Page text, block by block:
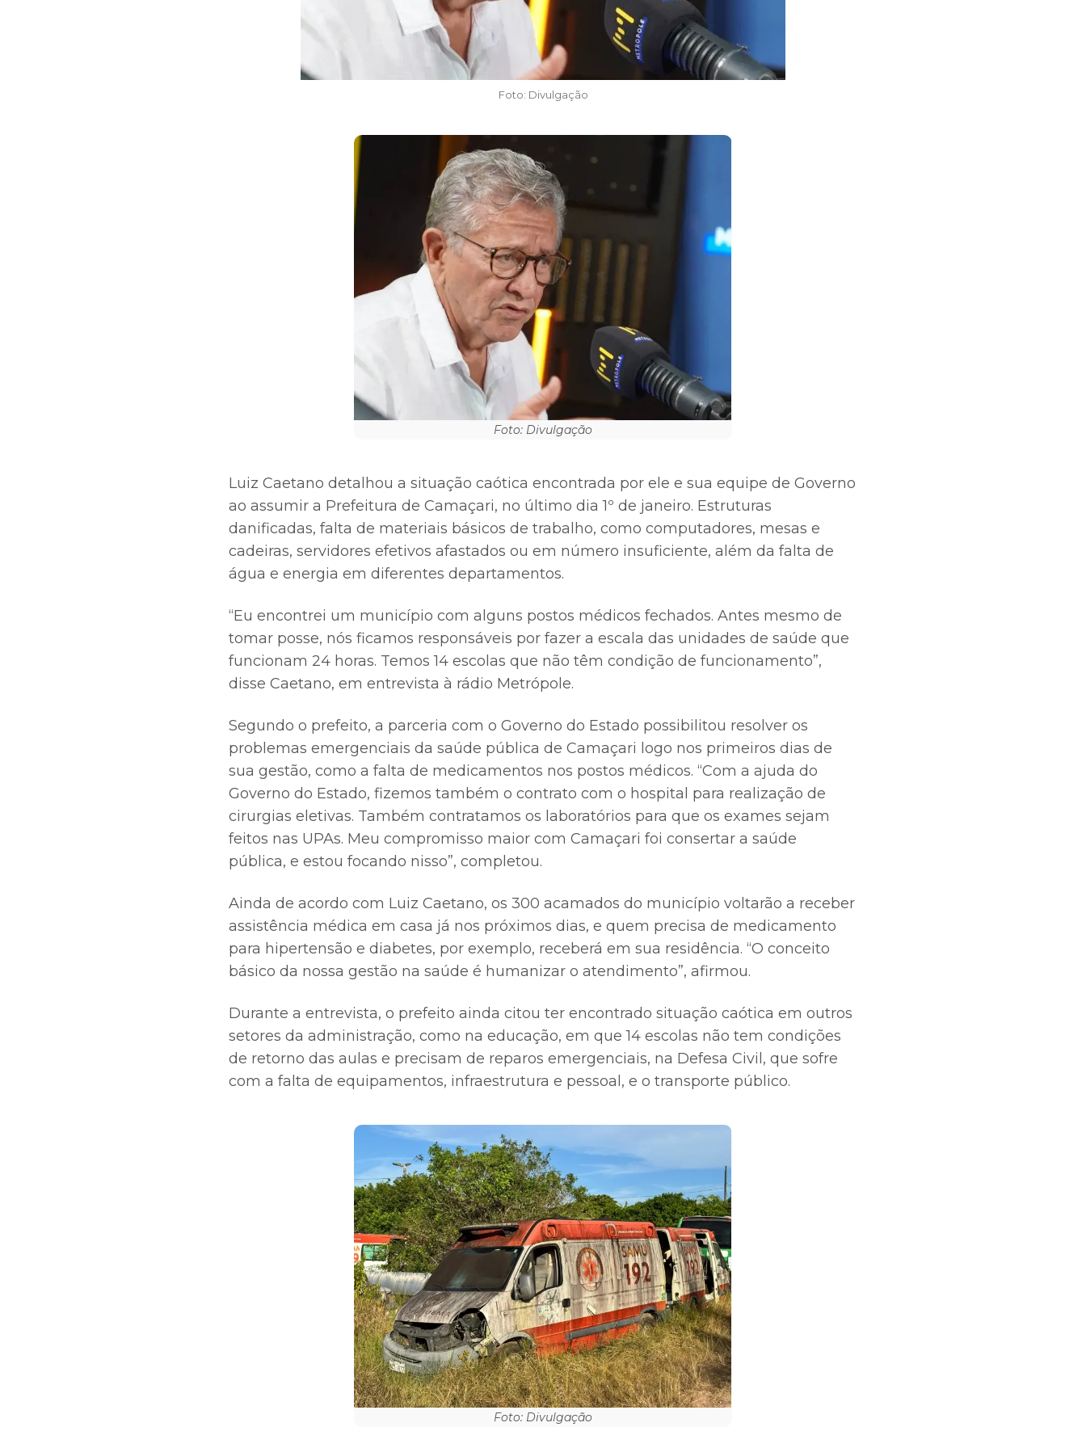
Foto: Divulgação
Foto: Divulgação
Luiz Caetano detalhou a situação caótica encontrada por ele e sua equipe de Governo
ao assumir a Prefeitura de Camaçari, no último dia 1º de janeiro. Estruturas
danificadas, falta de materiais básicos de trabalho, como computadores, mesas e
cadeiras, servidores efetivos afastados ou em número insuficiente, além da falta de
água e energia em diferentes departamentos.
“Eu encontrei um município com alguns postos médicos fechados. Antes mesmo de
tomar posse, nós ficamos responsáveis por fazer a escala das unidades de saúde que
funcionam 24 horas. Temos 14 escolas que não têm condição de funcionamento”,
disse Caetano, em entrevista à rádio Metrópole.
Segundo o prefeito, a parceria com o Governo do Estado possibilitou resolver os
problemas emergenciais da saúde pública de Camaçari logo nos primeiros dias de
sua gestão, como a falta de medicamentos nos postos médicos. “Com a ajuda do
Governo do Estado, fizemos também o contrato com o hospital para realização de
cirurgias eletivas. Também contratamos os laboratórios para que os exames sejam
feitos nas UPAs. Meu compromisso maior com Camaçari foi consertar a saúde
pública, e estou focando nisso”, completou.
Ainda de acordo com Luiz Caetano, os 300 acamados do município voltarão a receber
assistência médica em casa já nos próximos dias, e quem precisa de medicamento
para hipertensão e diabetes, por exemplo, receberá em sua residência. “O conceito
básico da nossa gestão na saúde é humanizar o atendimento”, afirmou.
Durante a entrevista, o prefeito ainda citou ter encontrado situação caótica em outros
setores da administração, como na educação, em que 14 escolas não tem condições
de retorno das aulas e precisam de reparos emergenciais, na Defesa Civil, que sofre
com a falta de equipamentos, infraestrutura e pessoal, e o transporte público.
Foto: Divulgação